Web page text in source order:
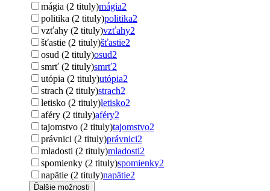
mágia (2 tituly)mágia2
politika (2 tituly)politika2
vzťahy (2 tituly)vzťahy2
šťastie (2 tituly)šťastie2
osud (2 tituly)osud2
smrť (2 tituly)smrť2
utópia (2 tituly)utópia2
strach (2 tituly)strach2
letisko (2 tituly)letisko2
aféry (2 tituly)aféry2
tajomstvo (2 tituly)tajomstvo2
právnici (2 tituly)právnici2
mladosti (2 tituly)mladosti2
spomienky (2 tituly)spomienky2
napätie (2 tituly)napätie2
Ďalšie možnosti